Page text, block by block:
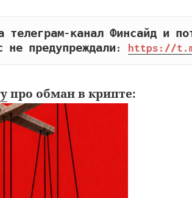
телеграм-канал Финсайд и
не предупреждали:
https://
про обман в крипте: